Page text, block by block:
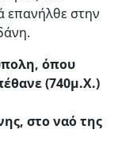
επανήλθε στην
όπου
(740μ.Χ.)
στο ναό της